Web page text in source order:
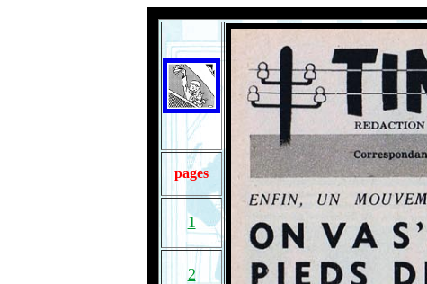
pages
1
2